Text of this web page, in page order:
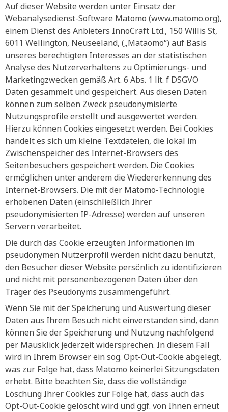
Auf dieser Website werden unter Einsatz der
Webanalysedienst-Software Matomo (www.matomo.org),
einem Dienst des Anbieters InnoCraft Ltd., 150 Willis St,
6011 Wellington, Neuseeland, („Mataomo“) auf Basis
unseres berechtigten Interesses an der statistischen
Analyse des Nutzerverhaltens zu Optimierungs- und
Marketingzwecken gemäß Art. 6 Abs. 1 lit. f DSGVO
Daten gesammelt und gespeichert. Aus diesen Daten
können zum selben Zweck pseudonymisierte
Nutzungsprofile erstellt und ausgewertet werden.
Hierzu können Cookies eingesetzt werden. Bei Cookies
handelt es sich um kleine Textdateien, die lokal im
Zwischenspeicher des Internet-Browsers des
Seitenbesuchers gespeichert werden. Die Cookies
ermöglichen unter anderem die Wiedererkennung des
Internet-Browsers. Die mit der Matomo-Technologie
erhobenen Daten (einschließlich Ihrer
pseudonymisierten IP-Adresse) werden auf unseren
Servern verarbeitet.
Die durch das Cookie erzeugten Informationen im
pseudonymen Nutzerprofil werden nicht dazu benutzt,
den Besucher dieser Website persönlich zu identifizieren
und nicht mit personenbezogenen Daten über den
Träger des Pseudonyms zusammengeführt.
Wenn Sie mit der Speicherung und Auswertung dieser
Daten aus Ihrem Besuch nicht einverstanden sind, dann
können Sie der Speicherung und Nutzung nachfolgend
per Mausklick jederzeit widersprechen. In diesem Fall
wird in Ihrem Browser ein sog. Opt-Out-Cookie abgelegt,
was zur Folge hat, dass Matomo keinerlei Sitzungsdaten
erhebt. Bitte beachten Sie, dass die vollständige
Löschung Ihrer Cookies zur Folge hat, dass auch das
Opt-Out-Cookie gelöscht wird und ggf. von Ihnen erneut